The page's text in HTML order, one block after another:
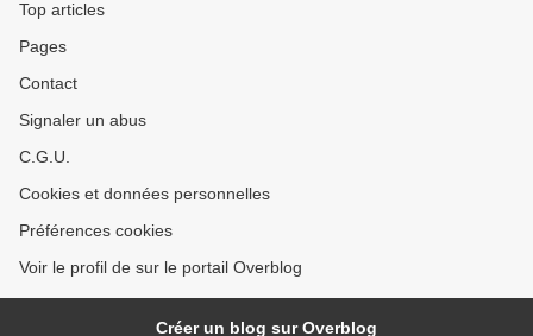
Top articles
Pages
Contact
Signaler un abus
C.G.U.
Cookies et données personnelles
Préférences cookies
Voir le profil de sur le portail Overblog
Créer un blog sur Overblog